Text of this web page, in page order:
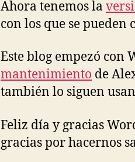
Ahora tenemos la
con los que se
Este blog empezó con
mantenimiento de
también lo siguen
Feliz día y gracias
gracias por hacernos